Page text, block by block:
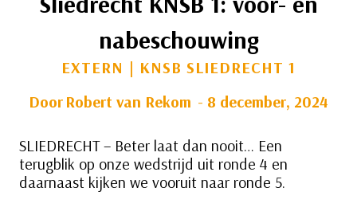
nabeschouwing
EXTERN | KNSB SLIEDRECHT 1
Door Robert van Rekom 8 december, 2024
SLIEDRECHT – Beter laat dan nooit… Een
terugblik op onze wedstrijd uit ronde 4 en
daarnaast kijken we vooruit naar ronde 5.